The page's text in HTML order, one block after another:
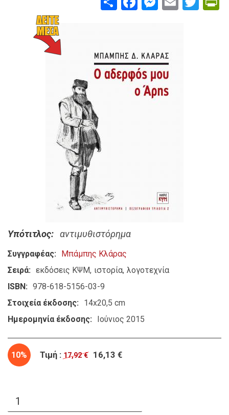
Υπότιτλος αντιμυθιστόρημα
Συγγραφέας
Μπάμπης Κλάρας
Σειρά
εκδόσεις ΚΨΜ ιστορία λογοτεχνία
ISBN
978-618-5156-03-9
Στοιχεία έκδοσης
14x20,5 cm
Ημερομηνία έκδοσης
Ιούνιος 2015
10% Τιμή : 17,92 € 16,13 €